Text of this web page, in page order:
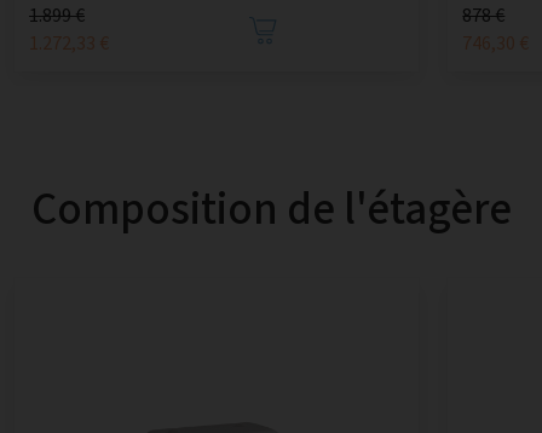
1.899 €
1.272,33 €
878 €
746,30 €
Composition de l'étagère